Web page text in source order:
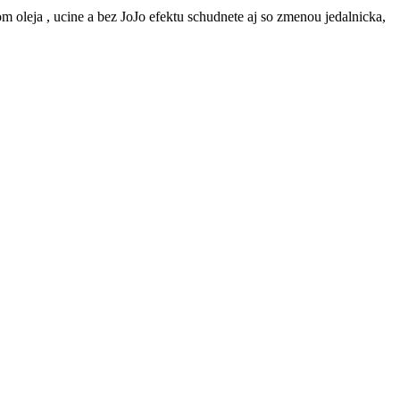
, ucine a bez JoJo efektu schudnete aj so zmenou jedalnicka,